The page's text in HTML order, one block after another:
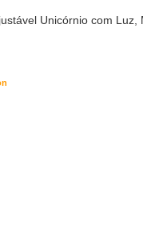
Unicórnio com Luz,